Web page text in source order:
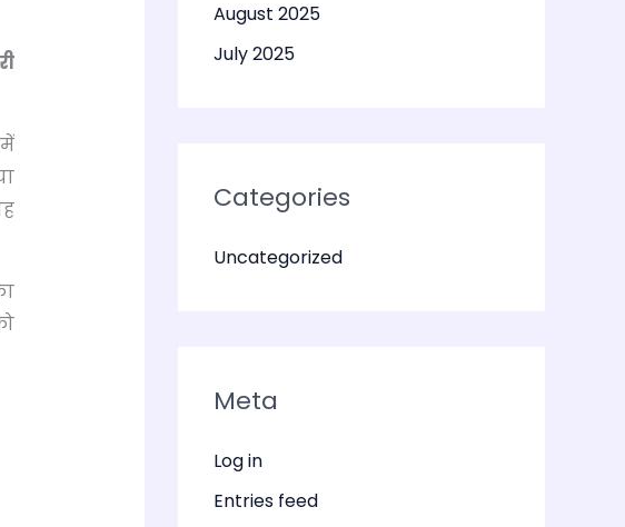
August 2025
July 2025
Categories
Uncategorized
Meta
Log in
Entries feed